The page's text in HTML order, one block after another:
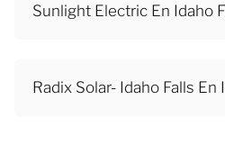
Sunlight Electric En Idaho
Radix Solar- Idaho Falls En